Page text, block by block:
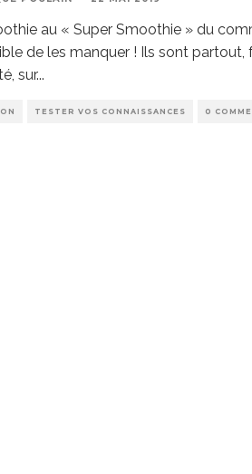
au « Super Smoothie » du
de les manquer ! Ils sont partout,
sur...
TESTER VOS CONNAISSANCES 0